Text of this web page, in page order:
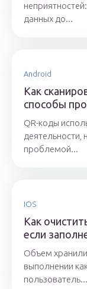
данных до...
Android
Как
способы
QR-коды
деятельности,
проблемой...
IOS
Как
если
Объем
выполнении
пользователь...